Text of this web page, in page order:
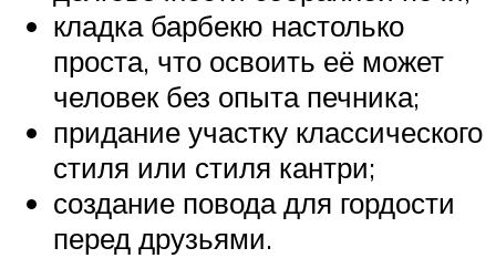
кладка барбекю настолько
проста, что освоить её может
человек без опыта печника;
придание участку классического
стиля или стиля кантри;
создание повода для гордости
перед друзьями.